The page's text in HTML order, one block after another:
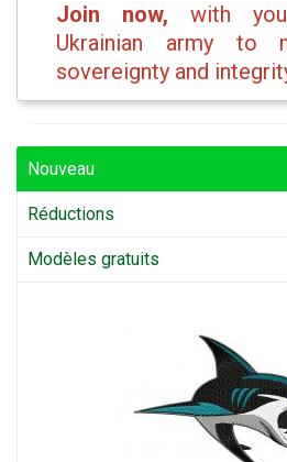
Join now, with
Ukrainian army to
sovereignty and
Nouveau
Réductions
Modèles gratuits